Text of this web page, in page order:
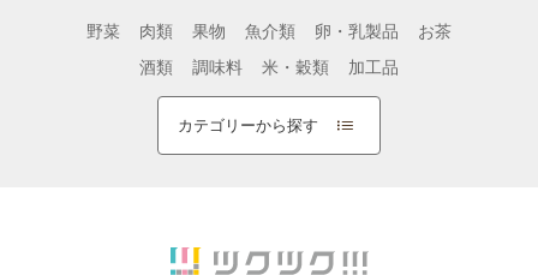
野菜 肉類 果物 魚介類 卵・乳製品
お茶
酒類
調味料 米・穀類 加工品
カテゴリーから探す